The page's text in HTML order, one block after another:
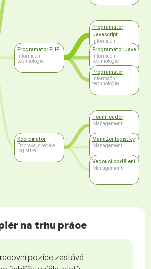
Programátor PHP
Informační
technologie
Koordinátor
Doprava, spedice,
logistika
Programátor
Javascript
Informační
technologie
Programátor Java
Informační
technologie
Programátor
Informační
technologie
Team leader
Management
Manažer logistiky
Management
Vedoucí oddělení
Management
na trhu práce
pozice zastává